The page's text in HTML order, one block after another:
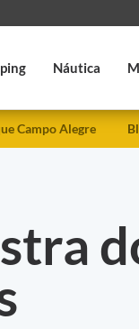
Náutica
Campo Alegre